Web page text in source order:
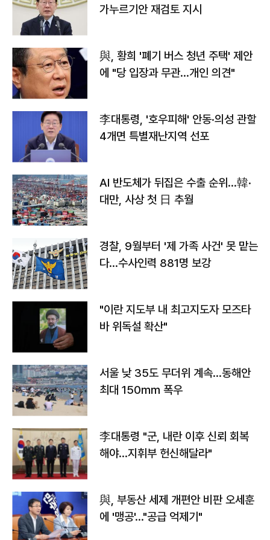
가누르기안 재검토 지시
與, 황희 '폐기 버스 청년 주택' 제안
에 "당 입장과 무관…개인 의견"
李대통령, '호우피해' 안동·의성 관할
4개면 특별재난지역 선포
AI 반도체가 뒤집은 수출 순위…韓·
대만, 사상 첫 日 추월
경찰, 9월부터 '제 가족 사건' 못 맡는
다…수사인력 881명 보강
"이란 지도부 내 최고지도자 모즈타
바 위독설 확산"
서울 낮 35도 무더위 계속…동해안
최대 150㎜ 폭우
李대통령 "군, 내란 이후 신뢰 회복
해야…지휘부 헌신해달라"
與, 부동산 세제 개편안 비판 오세훈
에 '맹공'…"공급 억제기"